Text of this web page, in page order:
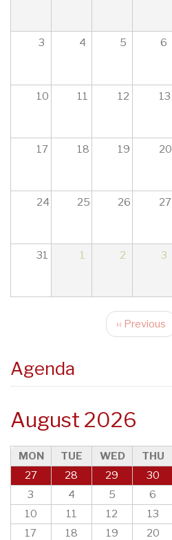
3 4 5 6
10 11 12 13
17 18 19 20
24 25 26 27
31 1 2 3
‹‹ Previous
Agenda
August 2026
MON TUE WED THU
27
28 29 30
3
4 5 6
10
11 12 13
17
18 19 20